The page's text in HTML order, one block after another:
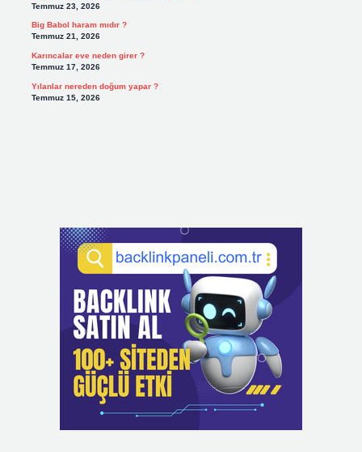
Temmuz 23, 2026
Big Babol haram mıdır ?
Temmuz 21, 2026
Karıncalar eve neden girer ?
Temmuz 17, 2026
Yılanlar nereden doğum yapar ?
Temmuz 15, 2026